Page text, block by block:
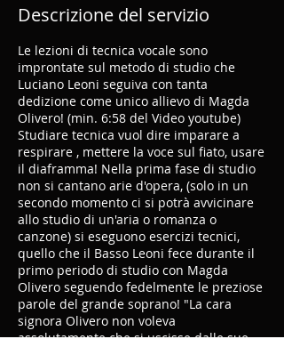
t
i
Descrizione del servizio
Le lezioni di tecnica vocale sono
improntate sul metodo di studio che
Luciano Leoni seguiva con tanta
dedizione come unico allievo di Magda
Olivero! (min. 6:58 del Video youtube)
Studiare tecnica vuol dire imparare a
respirare , mettere la voce sul fiato, usare
il diaframma! Nella prima fase di studio
non si cantano arie d'opera, (solo in un
secondo momento ci si potrà avvicinare
allo studio di un'aria o romanza o
canzone) si eseguono esercizi tecnici,
quello che il Basso Leoni fece durante il
primo periodo di studio con Magda
Olivero seguendo fedelmente le preziose
parole del grande soprano! "La cara
signora Olivero non voleva
assolutamente che si uscisse dalle sue